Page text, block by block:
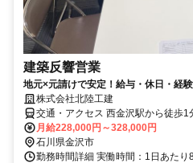
建築反響営業
地元×元請けで安定！給与・休日・経
株式会社北陸工建
交通・アクセス 西金沢駅から徒歩1
月給228,000円～328,000円
石川県金沢市
勤務時間詳細 実働時間：1日あた